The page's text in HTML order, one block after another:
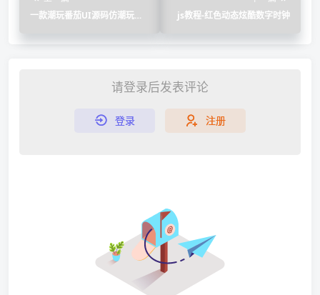
一款潮玩番茄UI源码仿潮玩宇
js教程-红色动态炫酷数字时钟
请登录后发表评论
登录 注册